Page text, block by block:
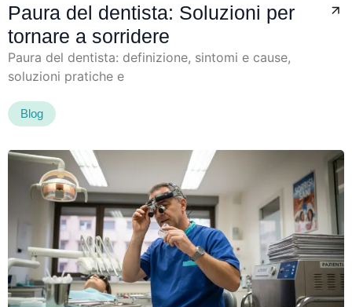
Paura del dentista: Soluzioni per
tornare a sorridere
Paura del dentista: definizione, sintomi e cause,
soluzioni pratiche e
Blog